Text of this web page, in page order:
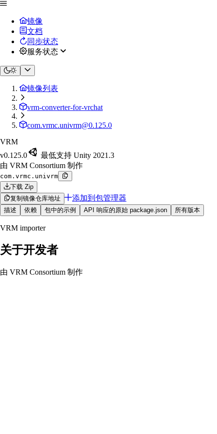
镜像
文档
同步状态
服务状态
镜像列表
vrm-converter-for-vrchat
com.vrmc.univrm@0.125.0
VRM
v0.125.0
最低支持 Unity 2021.3
由 VRM Consortium 制作
com.vrmc.univrm
下载 Zip
复制镜像仓库地址
添加到包管理器
描述 依赖 包中的示例 API 响应的原始 package.json 所有版本
VRM importer
关于开发者
由 VRM Consortium 制作